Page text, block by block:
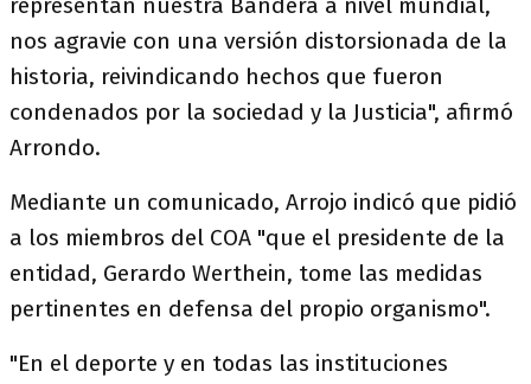
nos agravie con una versión distorsionada de la
historia, reivindicando hechos que fueron
condenados por la sociedad y la Justicia", afirmó
Arrondo.
Mediante un comunicado, Arrojo indicó que pidió
a los miembros del COA "que el presidente de la
entidad, Gerardo Werthein, tome las medidas
pertinentes en defensa del propio organismo".
"En el deporte y en todas las instituciones